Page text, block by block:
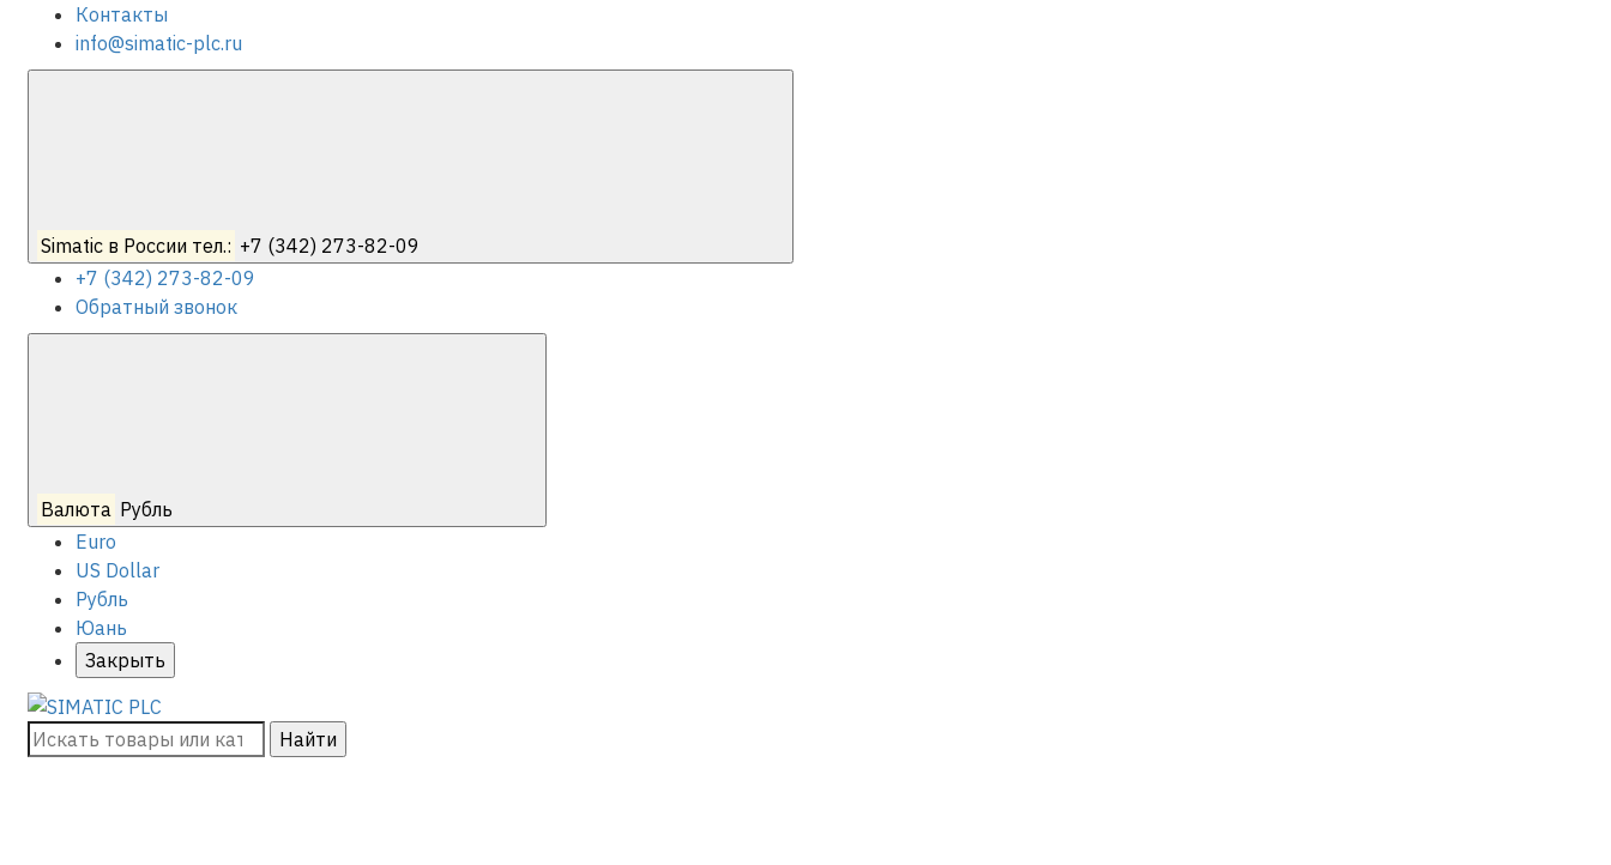
Контакты
info@simatic-plc.ru
Simatic в России тел.: +7 (342) 273-82-09
+7 (342) 273-82-09
Обратный звонок
Валюта Рубль
Euro
US Dollar
Рубль
Юань
Закрыть
Найти